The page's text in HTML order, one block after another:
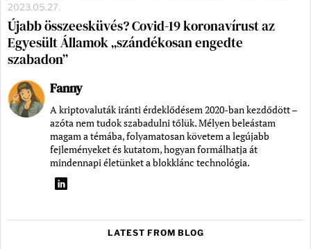
2023.05.27.
Újabb összeesküvés? Covid-19 koronavírust az
Egyesült Államok „szándékosan engedte
szabadon”
Fanny
A kriptovaluták iránti érdeklődésem 2020-ban kezdődött –
azóta nem tudok szabadulni tőlük. Mélyen beleástam
magam a témába, folyamatosan követem a legújabb
fejleményeket és kutatom, hogyan formálhatja át
mindennapi életünket a blokklánc technológia.
LATEST FROM BLOG